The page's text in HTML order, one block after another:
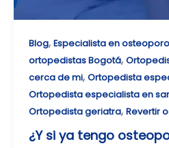
Blog, Especialista en
ortopedistas Bogotá,
cerca de mi, Ortopedista
Ortopedista especialista en
Ortopedista geriatra, Revertir
¿Y si ya tengo